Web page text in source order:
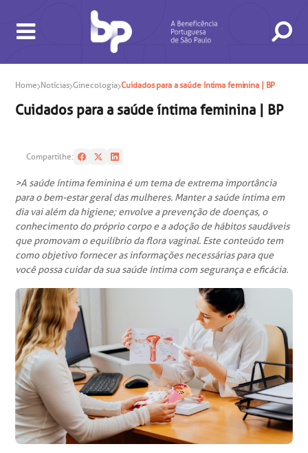
BUSCA
CONSULTAS E EXAMES
de consultas e exames
ATENDIMENTO 24H
CONHEÇA AS UNIDADES
INSTITUCIONAL
e Pesquisa
NOSSOS SERVIÇOS
INFORMAÇÕES ÚTEIS
ESPECIALIDADES
de Oncologia e Hematologia
Home Notícias Ginecologia Cuidados para a saúde íntima feminina | BP
Cuidados para a saúde íntima feminina | BP
Compartilhe:
>A saúde íntima feminina é um tema de extrema importância
para o bem-estar geral das mulheres. Manter a saúde íntima em
dia vai além da higiene; envolve a prevenção de doenças, o
conhecimento do próprio corpo e a adoção de hábitos saudáveis
que promovam o equilíbrio da flora vaginal. Este conteúdo tem
como objetivo fornecer as informações necessárias para que
você possa cuidar da sua saúde íntima com segurança e eficácia.